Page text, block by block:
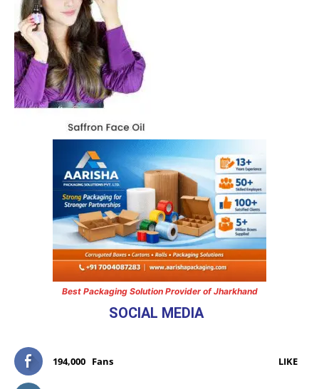
Best Packaging Solution Provider of Jharkhand
SOCIAL MEDIA
194,000 Fans LIKE